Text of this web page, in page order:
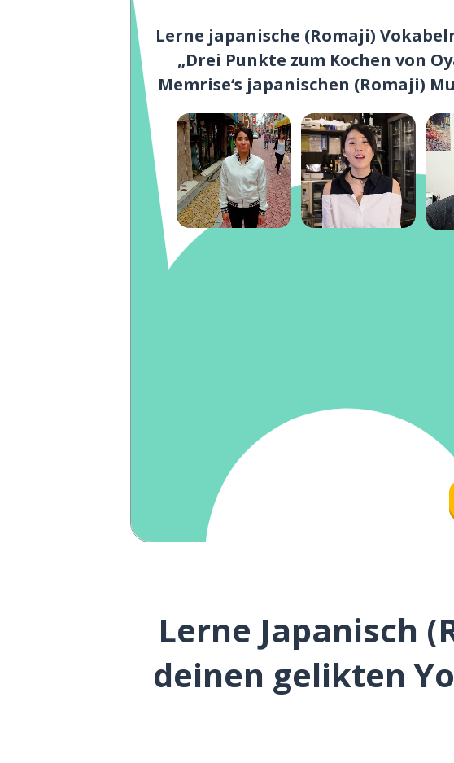
Lerne japanische (Romaji)
„Drei Punkte zum Kochen von
Memrise‘s japanischen (Romaji)
Lerne Japanisch
deinen gelikten